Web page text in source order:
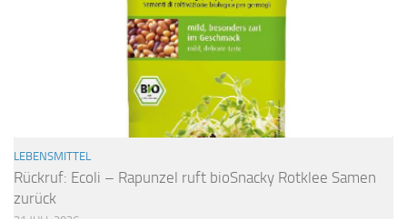
LEBENSMITTEL
Rückruf: Ecoli – Rapunzel ruft bioSnacky Rotklee Samen
zurück